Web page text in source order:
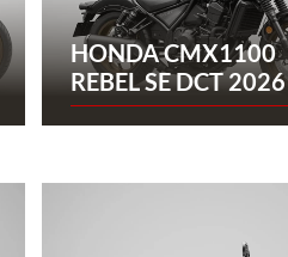
HONDA CMX1100
REBEL SE DCT 2026